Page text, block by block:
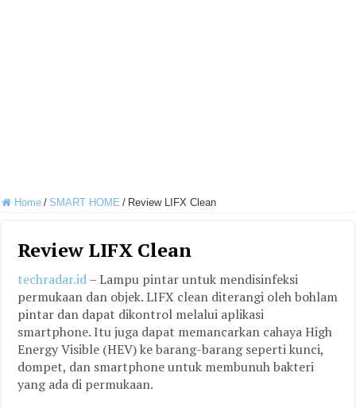
Home / SMART HOME / Review LIFX Clean
Review LIFX Clean
techradar.id– Lampu pintar untuk mendisinfeksi
permukaan dan objek. LIFX clean diterangi oleh bohlam
pintar dan dapat dikontrol melalui aplikasi
smartphone. Itu juga dapat memancarkan cahaya High
Energy Visible (HEV) ke barang-barang seperti kunci,
dompet, dan smartphone untuk membunuh bakteri
yang ada di permukaan.